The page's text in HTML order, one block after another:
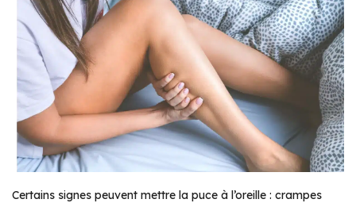
Certains signes peuvent mettre la puce à l’oreille : crampes